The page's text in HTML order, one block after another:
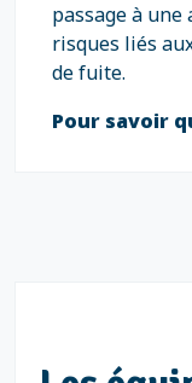
passage à
risques liés
de fuite.
Pour savoir